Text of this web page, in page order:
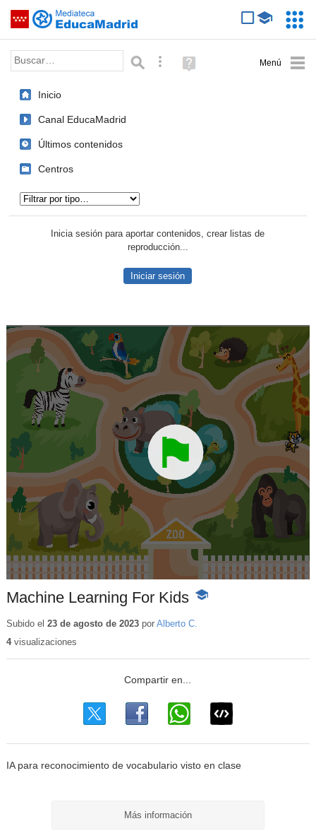
Saltar navegación
Palabra o frase: Búsqueda avanzada
Ayuda
(en
Inicio
Canal EducaMadrid
Últimos contenidos
Centros
Inicia sesión para aportar contenidos, crear listas de
reproducción...
Iniciar sesión
Machine Learning For Kids -
educativo
Subido el 23 de agosto de 2023por Alberto C.
4visualizaciones
IA para reconocimiento de vocabulario visto en clase
Más información